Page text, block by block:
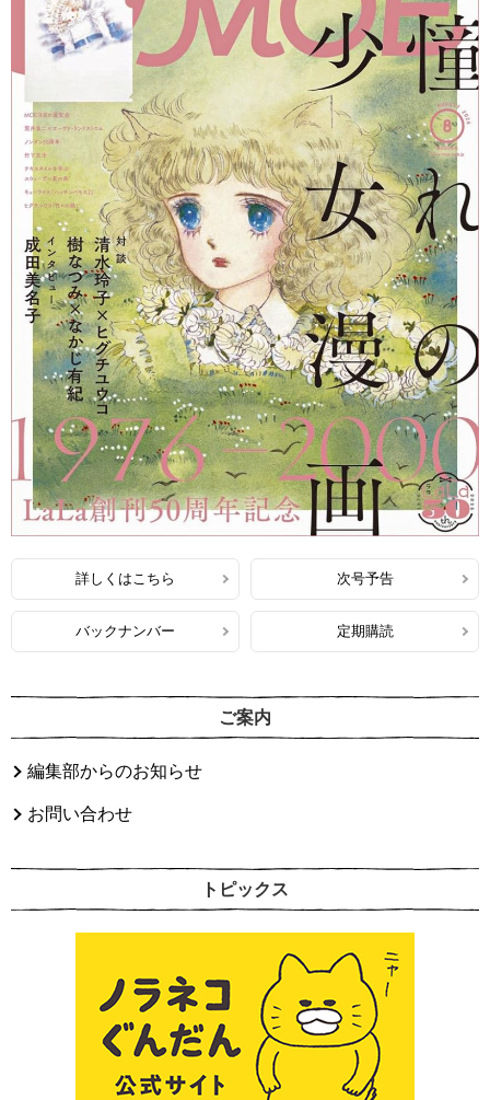
詳しくはこちら 次号予告
バックナンバー 定期購読
ご案内
編集部からのお知らせ
お問い合わせ
トピックス